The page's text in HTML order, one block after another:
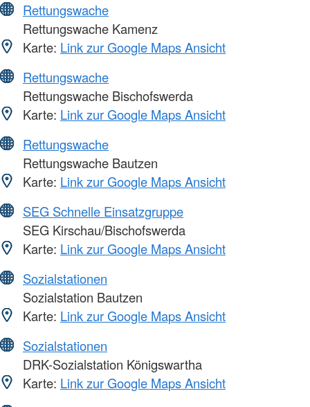
Rettungswache
Rettungswache Kamenz
Karte: Link zur Google Maps Ansicht
Rettungswache
Rettungswache Bischofswerda
Karte: Link zur Google Maps Ansicht
Rettungswache
Rettungswache Bautzen
Karte: Link zur Google Maps Ansicht
SEG Schnelle Einsatzgruppe
SEG Kirschau/Bischofswerda
Karte: Link zur Google Maps Ansicht
Sozialstationen
Sozialstation Bautzen
Karte: Link zur Google Maps Ansicht
Sozialstationen
DRK-Sozialstation Königswartha
Karte: Link zur Google Maps Ansicht